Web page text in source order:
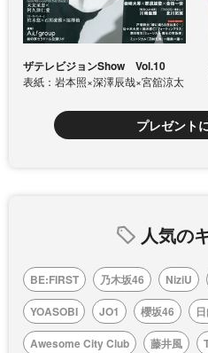
ザテレビジョンShow Vol.10
表紙：岩本照×深澤辰哉×宮舘涼太
プレゼント
人気の
BE:FIRST 乃木坂46 NiziU
YOASOBI
JO1 櫻坂46
Awesome City Club
藤井風